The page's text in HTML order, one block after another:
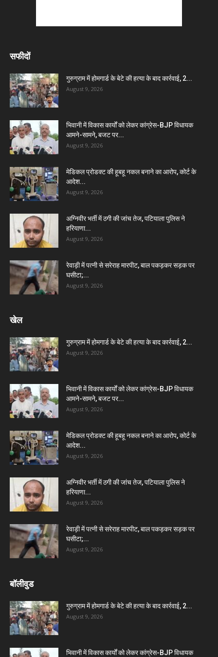
सफीदों
गुरुग्राम में होमगार्ड के बेटे की हत्या के बाद कार्रवाई, 2...
August 9, 2026
भिवानी में विकास कार्यों को लेकर कांग्रेस-BJP विधायक
आमने-सामने, बजट पर...
August 9, 2026
मेडिकल प्रोडक्ट की हूबहू नकल बनाने का आरोप, कोर्ट के
आदेश...
August 9, 2026
अग्निवीर भर्ती में ठगी की जांच तेज, पटियाला पुलिस ने
हरियाणा...
August 9, 2026
रेवाड़ी में पत्नी से सरेराह मारपीट, बाल पकड़कर सड़क पर
घसीटा;...
August 9, 2026
खेल
गुरुग्राम में होमगार्ड के बेटे की हत्या के बाद कार्रवाई, 2...
August 9, 2026
भिवानी में विकास कार्यों को लेकर कांग्रेस-BJP विधायक
आमने-सामने, बजट पर...
August 9, 2026
मेडिकल प्रोडक्ट की हूबहू नकल बनाने का आरोप, कोर्ट के
आदेश...
August 9, 2026
अग्निवीर भर्ती में ठगी की जांच तेज, पटियाला पुलिस ने
हरियाणा...
August 9, 2026
रेवाड़ी में पत्नी से सरेराह मारपीट, बाल पकड़कर सड़क पर
घसीटा;...
August 9, 2026
बॉलीवुड
गुरुग्राम में होमगार्ड के बेटे की हत्या के बाद कार्रवाई, 2...
August 9, 2026
भिवानी में विकास कार्यों को लेकर कांग्रेस-BJP विधायक